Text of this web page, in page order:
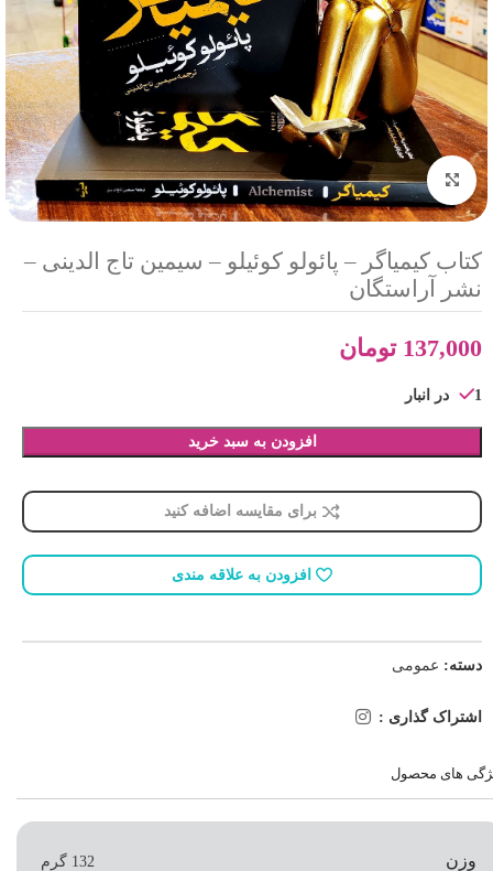
بزرگنمایی تصویر
کتاب کیمیاگر – پائولو کوئیلو – سیمین تاج الدینی –
نشر آراستگان
137,000 تومان
1 در انبار
افزودن به سبد خرید
برای مقایسه اضافه کنید
افزودن به علاقه مندی
دسته: عمومی
اشتراک گذاری :
های محصول
وزن 132 گرم